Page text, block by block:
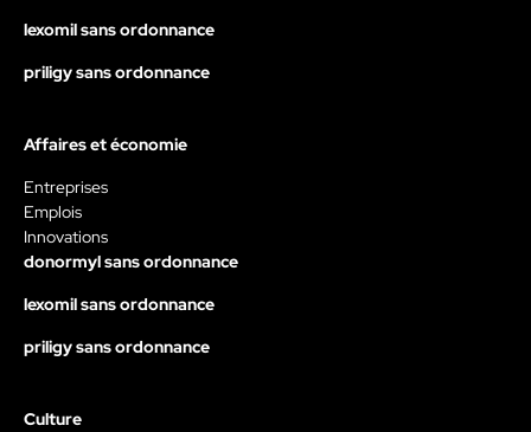
lexomil sans ordonnance
priligy sans ordonnance
Affaires et économie
Entreprises
Emplois
Innovations
donormyl sans ordonnance
lexomil sans ordonnance
priligy sans ordonnance
Culture